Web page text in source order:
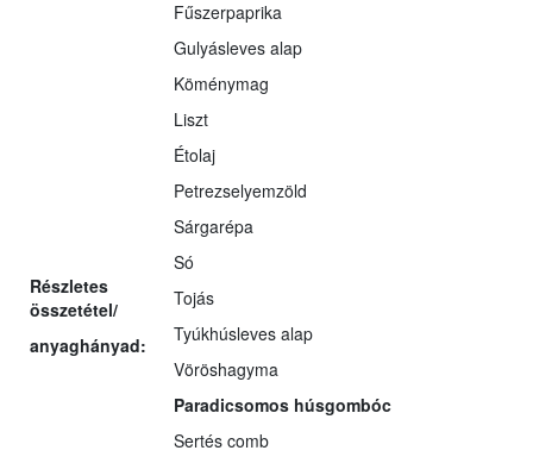
Részletes
összetétel/
anyaghányad:
Fűszerpaprika
Gulyásleves alap
Köménymag
Liszt
Étolaj
Petrezselyemzöld
Sárgarépa
Só
Tojás
Tyúkhúsleves alap
Vöröshagyma
Paradicsomos húsgombóc
Sertés comb